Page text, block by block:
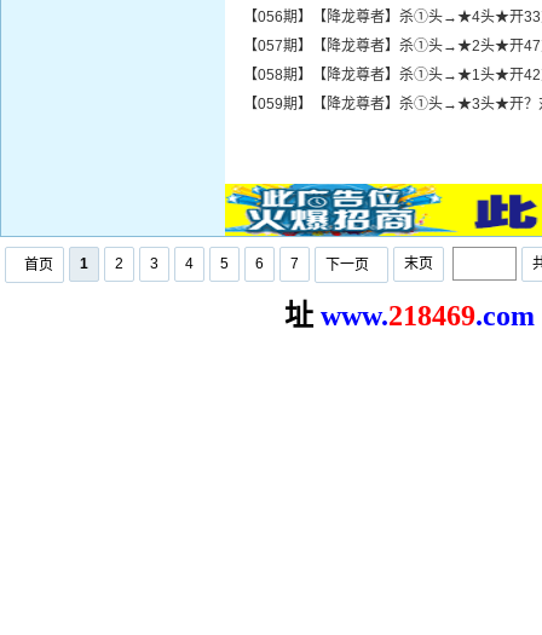
【056期】【降龙尊者】杀①头→★4头★开
【057期】【降龙尊者】杀①头→★2头★开
【058期】【降龙尊者】杀①头→★1头★开
【059期】【降龙尊者】杀①头→★3头★开？
首页 1 2 3 4 5 6 7 下一页 末页
址 www.218469.com